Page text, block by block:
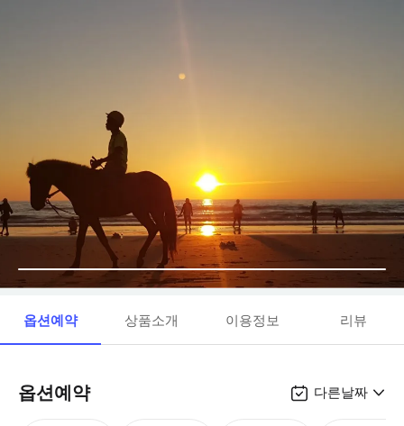
옵션예약 상품소개 이용정보 리뷰
옵션예약 다른날짜